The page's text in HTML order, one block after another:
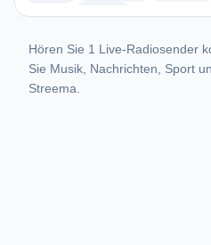
Hören Sie 1 Live-Radiosender
Sie Musik, Nachrichten, Sport
Streema.